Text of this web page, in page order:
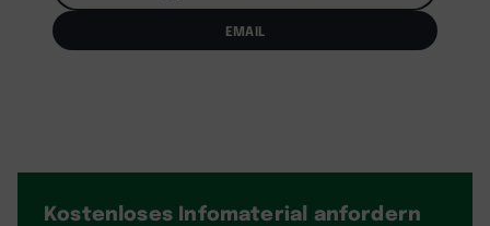
EMAIL
Kostenloses Infomaterial anfordern